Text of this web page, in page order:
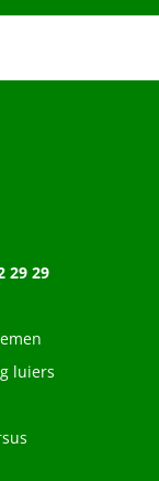
29 29
luiers